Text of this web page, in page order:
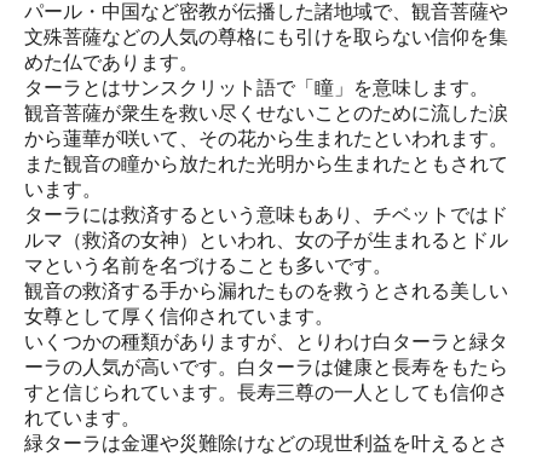
パール・中国など密教が伝播した諸地域で、観音菩薩や
文殊菩薩などの人気の尊格にも引けを取らない信仰を集
めた仏であります。
ターラとはサンスクリット語で「瞳」を意味します。
観音菩薩が衆生を救い尽くせないことのために流した涙
から蓮華が咲いて、その花から生まれたといわれます。
また観音の瞳から放たれた光明から生まれたともされて
います。
ターラには救済するという意味もあり、チベットではド
ルマ（救済の女神）といわれ、女の子が生まれるとドル
マという名前を名づけることも多いです。
観音の救済する手から漏れたものを救うとされる美しい
女尊として厚く信仰されています。
いくつかの種類がありますが、とりわけ白ターラと緑タ
ーラの人気が高いです。白ターラは健康と長寿をもたら
すと信じられています。長寿三尊の一人としても信仰さ
れています。
緑ターラは金運や災難除けなどの現世利益を叶えるとさ